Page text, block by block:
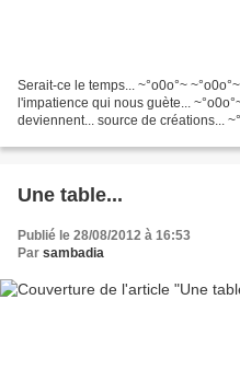
Serait-ce le temps... ~°o0o°~
l'impatience qui nous guète...
deviennent... source de créations...
Une table...
Publié le 28/08/2012 à 16:53
Par sambadia